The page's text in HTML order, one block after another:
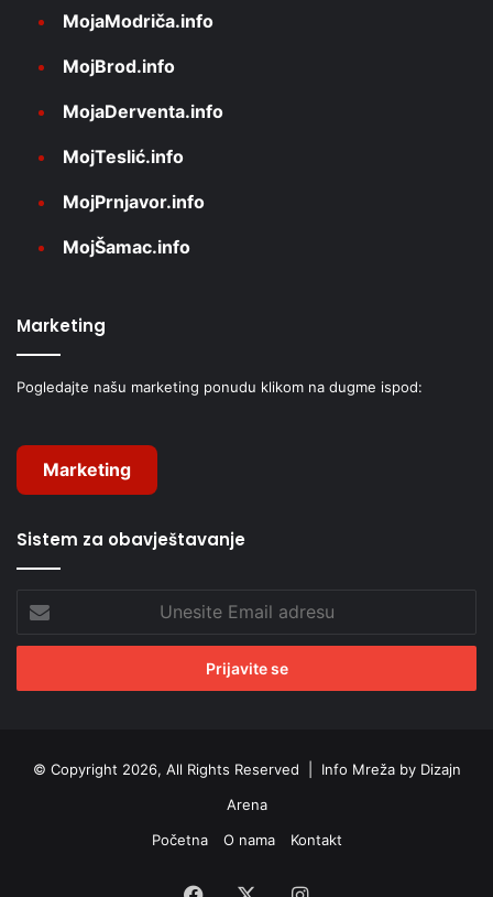
MojaModriča.info
MojBrod.info
MojaDerventa.info
MojTeslić.info
MojPrnjavor.info
MojŠamac.info
Marketing
Pogledajte našu marketing ponudu klikom na dugme ispod:
Marketing
Sistem za obavještavanje
Email
adresu
© Copyright 2026, All Rights Reserved | Info Mreža by Dizajn
Arena
Početna
O nama Kontakt